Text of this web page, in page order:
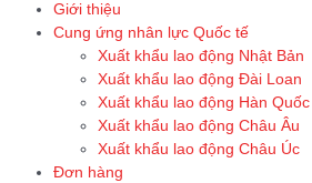
Giới thiệu
Cung ứng nhân lực Quốc tế
Xuất khẩu lao động Nhật Bản
Xuất khẩu lao động Đài Loan
Xuất khẩu lao động Hàn Quốc
Xuất khẩu lao động Châu Âu
Xuất khẩu lao động Châu Úc
Đơn hàng